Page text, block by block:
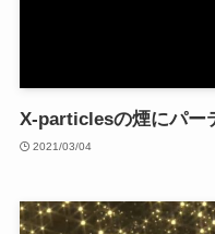
X-particlesの煙にパー
2021/03/04